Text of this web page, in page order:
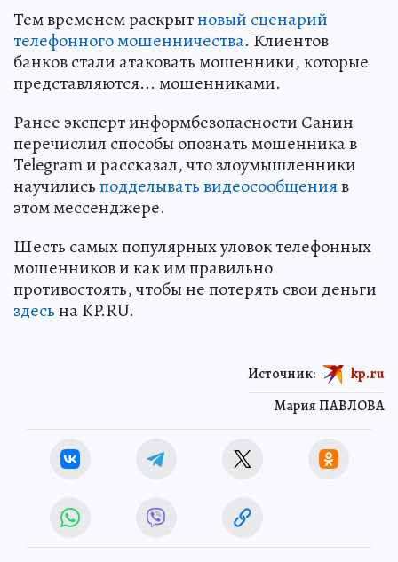
Тем временем раскрытновый сценарий
телефонного мошенничества. Клиентов
банков стали атаковать мошенники, которые
представляются... мошенниками.
Ранее эксперт информбезопасности Санин
перечислил способы опознать мошенника в
Telegram и рассказал, что злоумышленники
научилисьподделывать видеосообщенияв
этом мессенджере.
Шесть самых популярных уловок телефонных
мошенников и как им правильно
противостоять, чтобы не потерять свои деньги
здесьна KP.RU.
Мария ПАВЛОВА
Источник: kp.ru